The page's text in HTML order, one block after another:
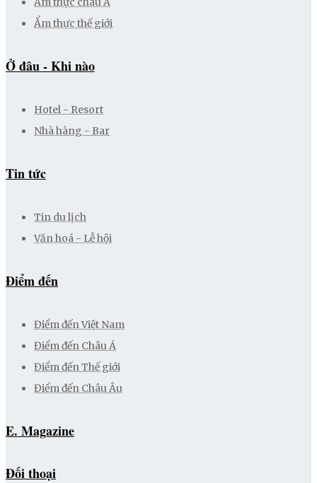
Ẩm thực thế giới
Ở đâu - Khi nào
Hotel - Resort
Nhà hàng - Bar
Tin tức
Tin du lịch
Văn hoá - Lễ hội
Điểm đến
Điểm đến Việt Nam
Điểm đến Châu Á
Điểm đến Thế giới
Điểm đến Châu Âu
E. Magazine
Đối thoại